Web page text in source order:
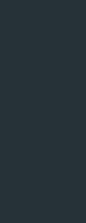
You Know Modern